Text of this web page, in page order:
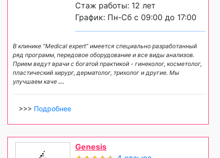
Стаж работы: 12 лет
График: Пн-Сб с 09:00 до 17:00
В клинике “Medical expert” имеется специально разработанный
ряд программ, передовое оборудование и все виды анализов.
Прием ведут врачи с богатой практикой - гинеколог, косметолог,
пластический хирург, дерматолог, трихолог и другие. Мы
улучшаем каче ...
>>> Подробнее
Genesis